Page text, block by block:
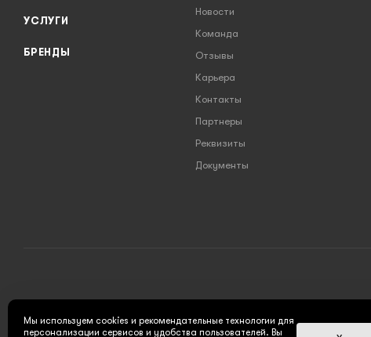
УСЛУГИ
БРЕНДЫ
Новости
Команда
Отзывы
Карьера
Контакты
Партнеры
Реквизиты
Документы
Мы используем cookies и рекомендательные технологии для
персонализации сервисов и удобства пользователей. Вы